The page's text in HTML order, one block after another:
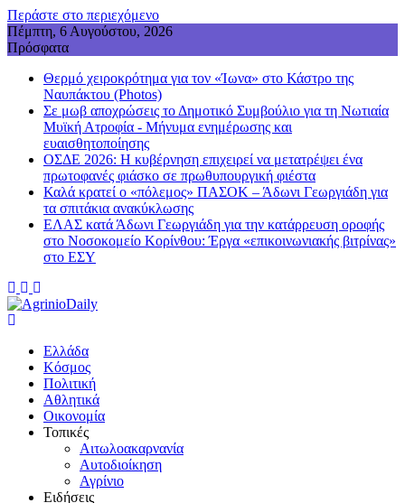
Περάστε στο περιεχόμενο
Πέμπτη, 6 Αυγούστου, 2026
Πρόσφατα
Θερμό χειροκρότημα για τον «Ίωνα» στο Κάστρο της
Ναυπάκτου (Photos)
Σε μωβ αποχρώσεις το Δημοτικό Συμβούλιο για τη Νωτιαία
Μυϊκή Ατροφία - Μήνυμα ενημέρωσης και
ευαισθητοποίησης
ΟΣΔΕ 2026: Η κυβέρνηση επιχειρεί να μετατρέψει ένα
πρωτοφανές φιάσκο σε πρωθυπουργική φιέστα
Καλά κρατεί ο «πόλεμος» ΠΑΣΟΚ – Άδωνι Γεωργιάδη για
τα σπιτάκια ανακύκλωσης
ΕΛΑΣ κατά Άδωνι Γεωργιάδη για την κατάρρευση οροφής
στο Νοσοκομείο Κορίνθου: Έργα «επικοινωνιακής βιτρίνας»
στο ΕΣΥ
Ελλάδα
Κόσμος
Πολιτική
Αθλητικά
Οικονομία
Τοπικές
Αιτωλοακαρνανία
Αυτοδιοίκηση
Αγρίνιο
Ειδήσεις